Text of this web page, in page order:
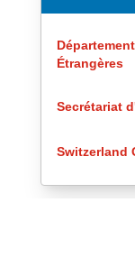
Étrangères
Secrétariat
Switzerland